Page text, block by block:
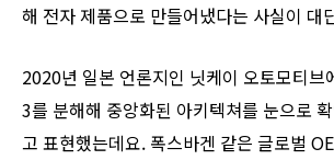
해 전자 제품으로 만들어냈다는 사실이 대
2020년 일본 언론지인 닛케이 오토모티브
3를 분해해 중앙화된 아키텍쳐를 눈으로
고 표현했는데요. 폭스바겐 같은 글로벌